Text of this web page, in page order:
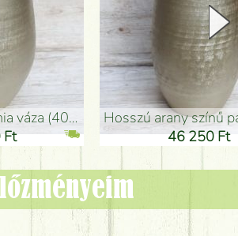
(40x26cm)
hosszú arany színű
46 250 Ft